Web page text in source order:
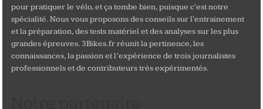
pour pratiquer le vélo, et ça tombe bien, puisque c'est notre
spécialité. Nous vous proposons des conseils sur l'entrainement
et la préparation, des tests matériel et des analyses sur les plus
grandes épreuves. 3Bikes.fr réunit la pertinence, les
connaissances, la passion et l’expérience de trois journalistes
professionnels et de contributeurs très expérimentés.